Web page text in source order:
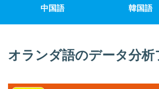
中国語 韓国語
オランダ語のデータ分